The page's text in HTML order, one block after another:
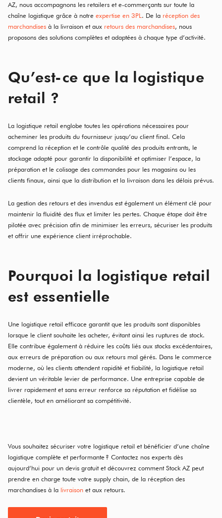
AZ, nous accompagnons les retailers et e-commerçants sur toute la
chaîne logistique grâce à notre expertise en 3PL . De la réception des
marchandises à la livraison et aux retours des marchandises, nous
proposons des solutions complètes et adaptées à chaque type d’activité.
Qu’est-ce que la logistique
retail ?
La logistique retail englobe toutes les opérations nécessaires pour
acheminer les produits du fournisseur jusqu’au client final. Cela
comprend la réception et le contrôle qualité des produits entrants, le
stockage adapté pour garantir la disponibilité et optimiser l’espace, la
préparation et le colisage des commandes pour les magasins ou les
clients finaux, ainsi que la distribution et la livraison dans les délais prévus.
La gestion des retours et des invendus est également un élément clé pour
maintenir la fluidité des flux et limiter les pertes. Chaque étape doit être
pilotée avec précision afin de minimiser les erreurs, sécuriser les produits
et offrir une expérience client irréprochable.
Pourquoi la logistique retail
est essentielle
Une logistique retail efficace garantit que les produits sont disponibles
lorsque le client souhaite les acheter, évitant ainsi les ruptures de stock.
Elle contribue également à réduire les coûts liés aux stocks excédentaires,
aux erreurs de préparation ou aux retours mal gérés. Dans le commerce
moderne, où les clients attendent rapidité et fiabilité, la logistique retail
devient un véritable levier de performance. Une entreprise capable de
livrer rapidement et sans erreur renforce sa réputation et fidélise sa
clientèle, tout en améliorant sa compétitivité.
Vous souhaitez sécuriser votre logistique retail et bénéficier d’une chaîne
logistique complète et performante ? Contactez nos experts dès
aujourd’hui pour un devis gratuit et découvrez comment Stock AZ peut
prendre en charge toute votre supply chain, de la réception des
marchandises à la livraison et aux retours.